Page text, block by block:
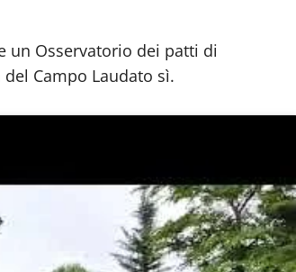
un Osservatorio dei patti di
Campo Laudato sì.